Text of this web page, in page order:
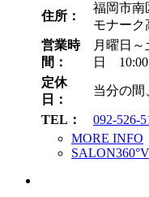
住所：
福岡市南
モナーク
営業時
間：
月曜日
日 10:00
定休
日：
当分の間
TEL：
092-526-
MORE INFO